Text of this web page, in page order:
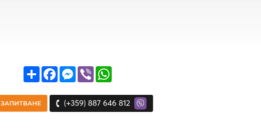
ShareFacebook
Messenger
ViberWhatsApp